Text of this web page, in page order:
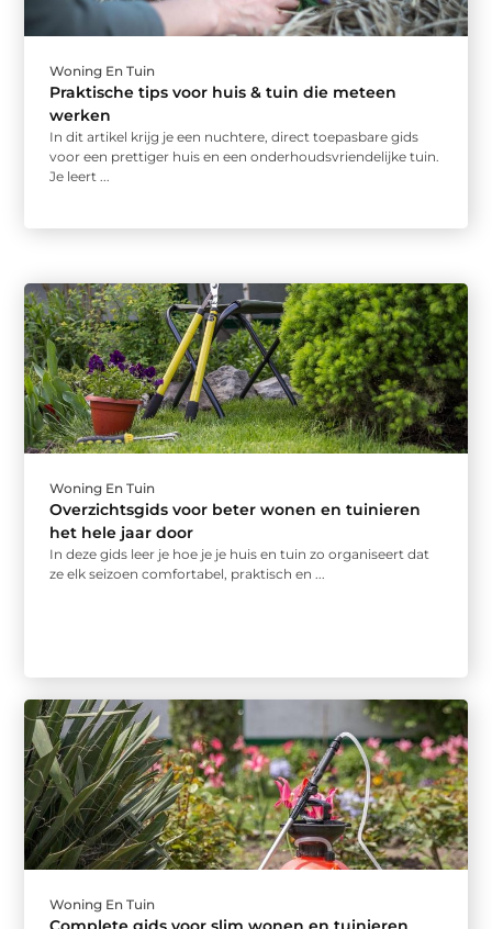
Woning En Tuin
Praktische tips voor huis & tuin die meteen
werken
In dit artikel krijg je een nuchtere, direct toepasbare gids
voor een prettiger huis en een onderhoudsvriendelijke tuin.
Je leert ...
Woning En Tuin
Overzichtsgids voor beter wonen en tuinieren
het hele jaar door
In deze gids leer je hoe je je huis en tuin zo organiseert dat
ze elk seizoen comfortabel, praktisch en ...
Woning En Tuin